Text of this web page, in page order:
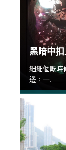
黑暗中
細細個嘅時
邊，一...